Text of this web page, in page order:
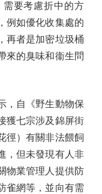
要考慮折中的方
例如優化收集處的
再者是加密垃圾桶
來的臭味和衞生問
自《野生動物保
獲七宗涉及錦屏街
徑）有關非法餵飼
，但未發現有人非
物業管理人提供防
雀網等，並向有需